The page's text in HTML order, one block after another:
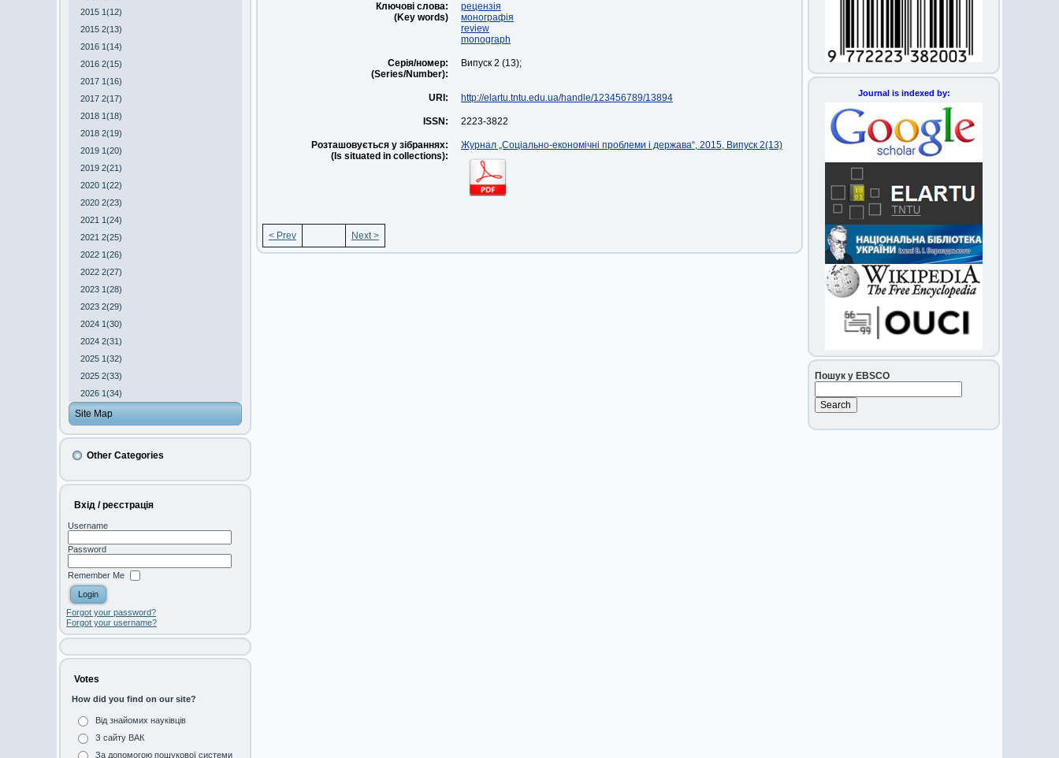
2015 1(12)
2015 2(13)
2016 1(14)
2016 2(15)
2017 1(16)
2017 2(17)
2018 1(18)
2018 2(19)
2019 1(20)
2019 2(21)
2020 1(22)
2020 2(23)
2021 1(24)
2021 2(25)
2022 1(26)
2022 2(27)
2023 1(28)
2023 2(29)
2024 1(30)
2024 2(31)
2025 1(32)
2025 2(33)
2026 1(34)
Site Map
Other Categories
Вхід / реєстрація
Username
Password
Remember Me
Forgot your password?
Forgot your username?
Votes
How did you find on our site?
Від знайомих науківців
З сайту ВАК
За допомогою пошукової системи
Ключові слова:
(Key words)
рецензія
монографія
review
monograph
Серія/номер:
(Series/Number):
Випуск 2 (13);
URI: http://elartu.tntu.edu.ua/handle/123456789/13894
ISSN: 2223-3822
Розташовується у зібраннях:
(Is situated in collections):
Журнал „Соціально-економічні проблеми і держава“, 2015, Випуск 2(13)
< Prev Next >
Journal is indexed by:
Пошук у EBSCO